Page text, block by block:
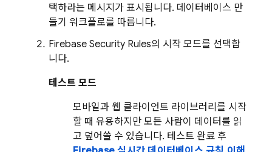
택하라는 메시지가 표시됩니다. 데이터베이스 만
들기 워크플로를 따릅니다.
Firebase Security Rules의 시작 모드를 선택합
니다.
테스트 모드
모바일과 웹 클라이언트 라이브러리를 시작
할 때 유용하지만 모든 사람이 데이터를 읽
고 덮어쓸 수 있습니다. 테스트 완료 후